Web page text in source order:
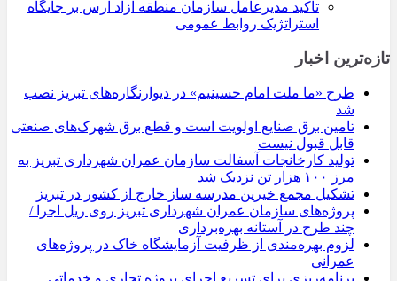
تأکید مدیرعامل سازمان منطقه آزاد ارس بر جایگاه
استراتژیک روابط عمومی
تازه‌ترین اخبار
طرح «ما ملت امام حسینیم» در دیوارنگاره‌های تبریز نصب
شد
تامین برق صنایع اولویت است و قطع برق شهرک‌های صنعتی
قابل قبول نیست
تولید کارخانجات آسفالت سازمان عمران شهرداری تبریز به
مرز ۱۰۰ هزار تن نزدیک شد
تشکیل مجمع خیرین مدرسه ‌ساز خارج از کشور در تبریز
پروژه‌های سازمان عمران شهرداری تبریز روی ریل اجرا /
چند طرح در آستانه بهره‌برداری
لزوم بهره‌مندی از ظرفیت آزمایشگاه خاک در پروژه‌های
عمرانی